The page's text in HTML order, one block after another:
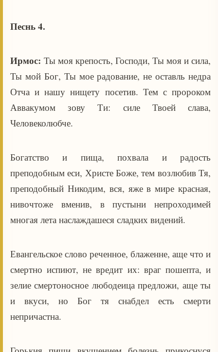
Песнь 4.
Ирмос: Ты моя крепость, Господи, Ты моя и сила,
Ты мой Бог, Ты мое радование, не оставль недра
Отча и нашу нищету посетив. Тем с пророком
Аввакумом зову Ти: силе Твоей слава,
Человеколюбче.
Богатство и пища, похвала и радость
преподобным еси, Христе Боже, тем возлюбив Тя,
преподобный Никодим, вся, яже в мире красная,
нивочтоже вменив, в пустыни непроходимей
многая лета наслаждашеся сладких видений.
Евангельское слово реченное, блаженне, аще что и
смертно испиют, не вредит их: враг пошепта, и
зелие смертоносное любодеица предложи, аще ты
и вкуси, но Бог тя снабдел есть смерти
непричастна.